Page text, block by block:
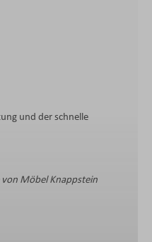
und der schnelle
Möbel Knappstein